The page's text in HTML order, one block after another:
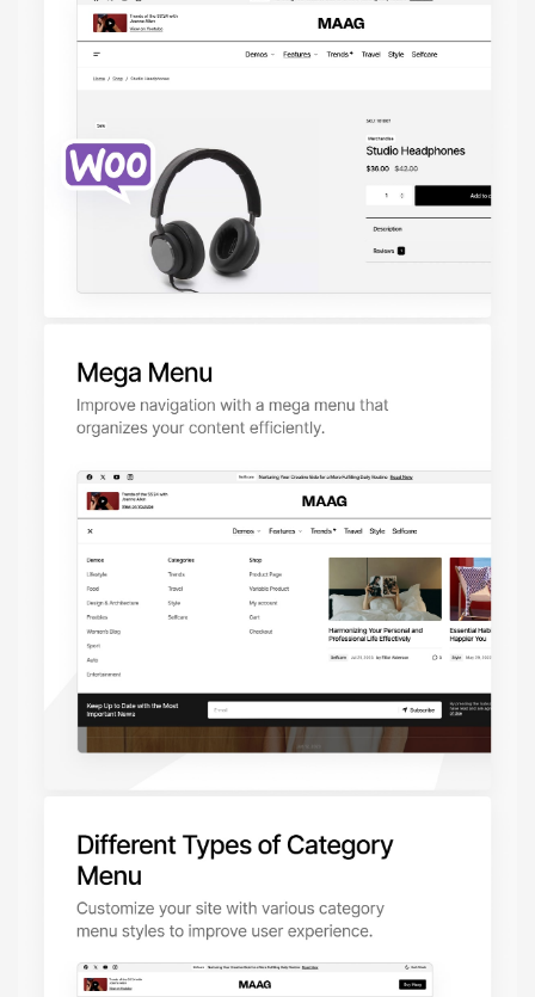
Báo giá & Đặt hàng:
0903.976.769